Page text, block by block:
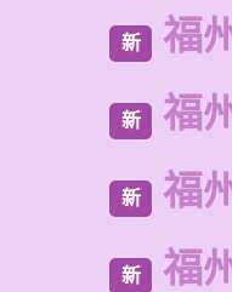
新 福
新 福
新 福
新 福